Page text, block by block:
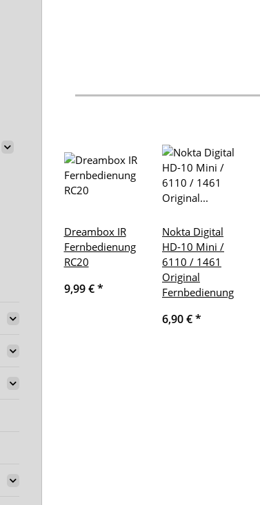
Dreambox IR
Fernbedienung
RC20
9,99 €*
Nokta Digital
HD-10 Mini /
6110 / 1461
Original
Fernbedienung
6,90 €*